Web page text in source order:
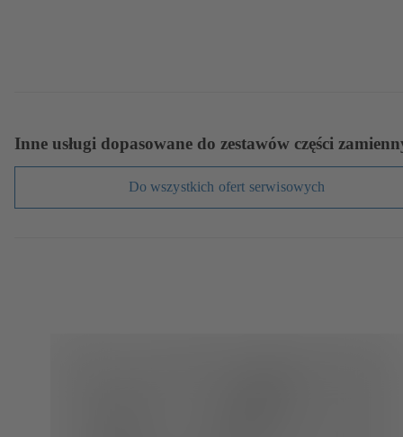
Inne usługi dopasowane do zestawów części
Do wszystkich ofert serwisowych